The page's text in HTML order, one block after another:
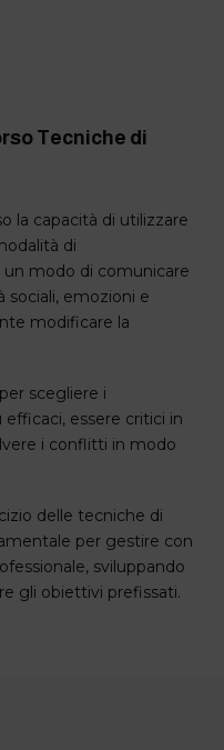
Tecniche di
la capacità di utilizzare
di
modo di comunicare
sociali, emozioni e
modificare la
scegliere i
essere critici in
i conflitti in modo
delle tecniche di
per gestire con
sviluppando
gli obiettivi prefissati.